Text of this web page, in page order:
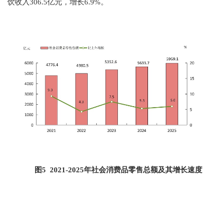
图5 2021-2025年社会消费品零售总额及其增长速度